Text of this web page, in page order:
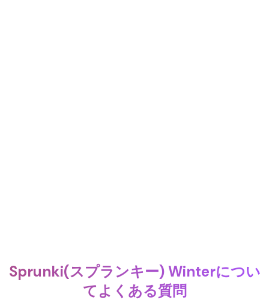
Sprunki(スプランキー) Winterについ
てよくある質問